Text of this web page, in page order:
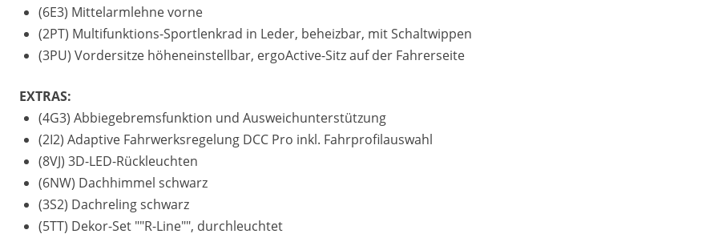
(6E3) Mittelarmlehne vorne
(2PT) Multifunktions-Sportlenkrad in Leder, beheizbar, mit Schaltwippen
(3PU) Vordersitze höheneinstellbar, ergoActive-Sitz auf der Fahrerseite
EXTRAS:
(4G3) Abbiegebremsfunktion und Ausweichunterstützung
(2I2) Adaptive Fahrwerksregelung DCC Pro inkl. Fahrprofilauswahl
(8VJ) 3D-LED-Rückleuchten
(6NW) Dachhimmel schwarz
(3S2) Dachreling schwarz
(5TT) Dekor-Set ""R-Line"", durchleuchtet